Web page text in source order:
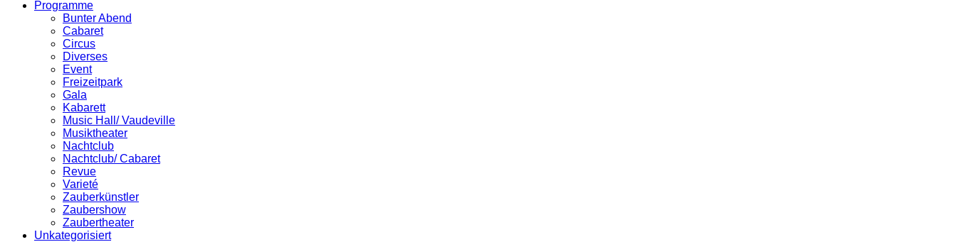
Programme
Bunter Abend
Cabaret
Circus
Diverses
Event
Freizeitpark
Gala
Kabarett
Music Hall/ Vaudeville
Musiktheater
Nachtclub
Nachtclub/ Cabaret
Revue
Varieté
Zauberkünstler
Zaubershow
Zaubertheater
Unkategorisiert